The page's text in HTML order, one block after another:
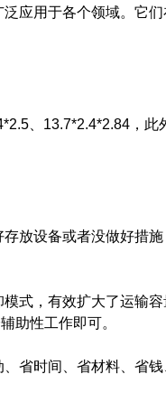
各个领域。它们在
，此外
或者没做好措施，
效扩大了运输容量
助性工作即可。
、省材料、省钱、